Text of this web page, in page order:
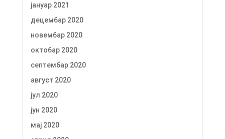
јануар 2021
децембар 2020
новембар 2020
октобар 2020
септембар 2020
август 2020
јул 2020
јун 2020
мај 2020